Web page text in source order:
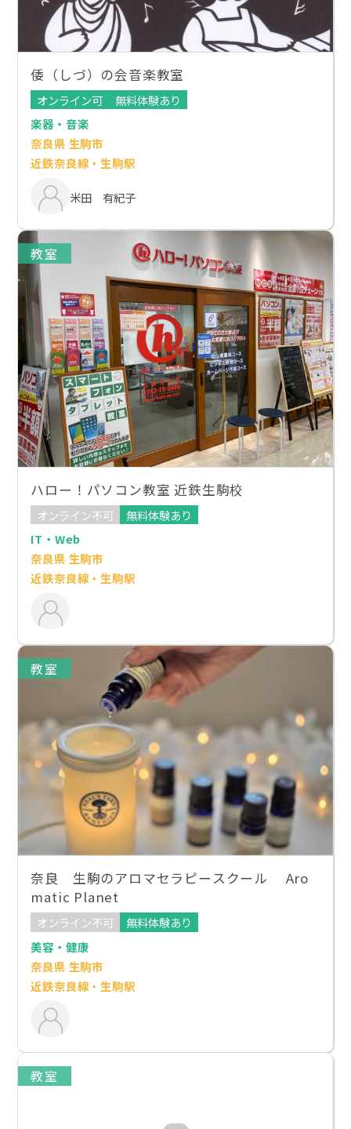
倭（しづ）の会音楽教室
オンライン可
無料体験あり
楽器・音楽
奈良県 生駒市
近鉄奈良線・生駒駅
米田 有紀子
教室
ハロー！パソコン教室 近鉄生駒校
オンライン不可
無料体験あり
IT・Web
奈良県 生駒市
近鉄奈良線・生駒駅
教室
奈良 生駒のアロマセラピースクール Aro
matic Planet
オンライン不可
無料体験あり
美容・健康
奈良県 生駒市
近鉄奈良線・生駒駅
教室